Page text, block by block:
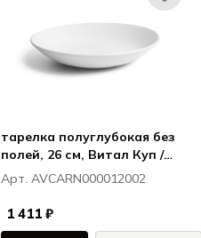
тарелка полуглубокая без
полей, 26 см, Витал Куп /
Vital Coupe
Арт. AVCARN000012002
1 411 ₽